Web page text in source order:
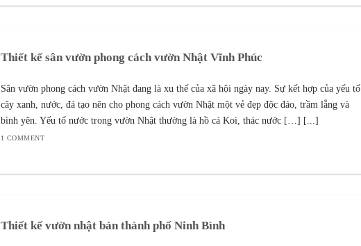
Thiết kế sân vườn phong cách vườn Nhật Vĩnh Phúc
Sân vườn phong cách vườn Nhật đang là xu thế của xã hội ngày nay. Sự kết hợp của yếu tố
cây xanh, nước, đá tạo nên cho phong cách vườn Nhật một vẻ đẹp độc đáo, trầm lắng và
bình yên. Yếu tố nước trong vườn Nhật thường là hồ cá Koi, thác nước […] [...]
1 COMMENT
Thiết kế vườn nhật bản thành phố Ninh Bình